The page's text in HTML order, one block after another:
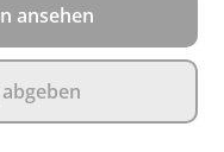
ansehen